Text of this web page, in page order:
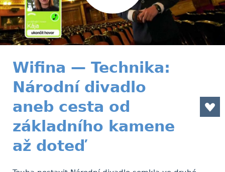
Wifina — Technika:
Národní divadlo
aneb cesta od
základního kamene
až doteď